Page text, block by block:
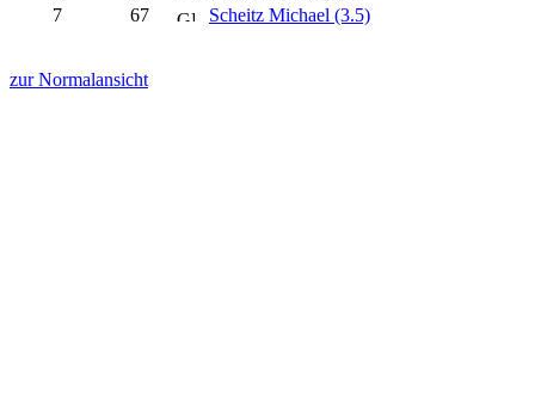
7
67 Scheitz Michael (3.5)
zur Normalansicht